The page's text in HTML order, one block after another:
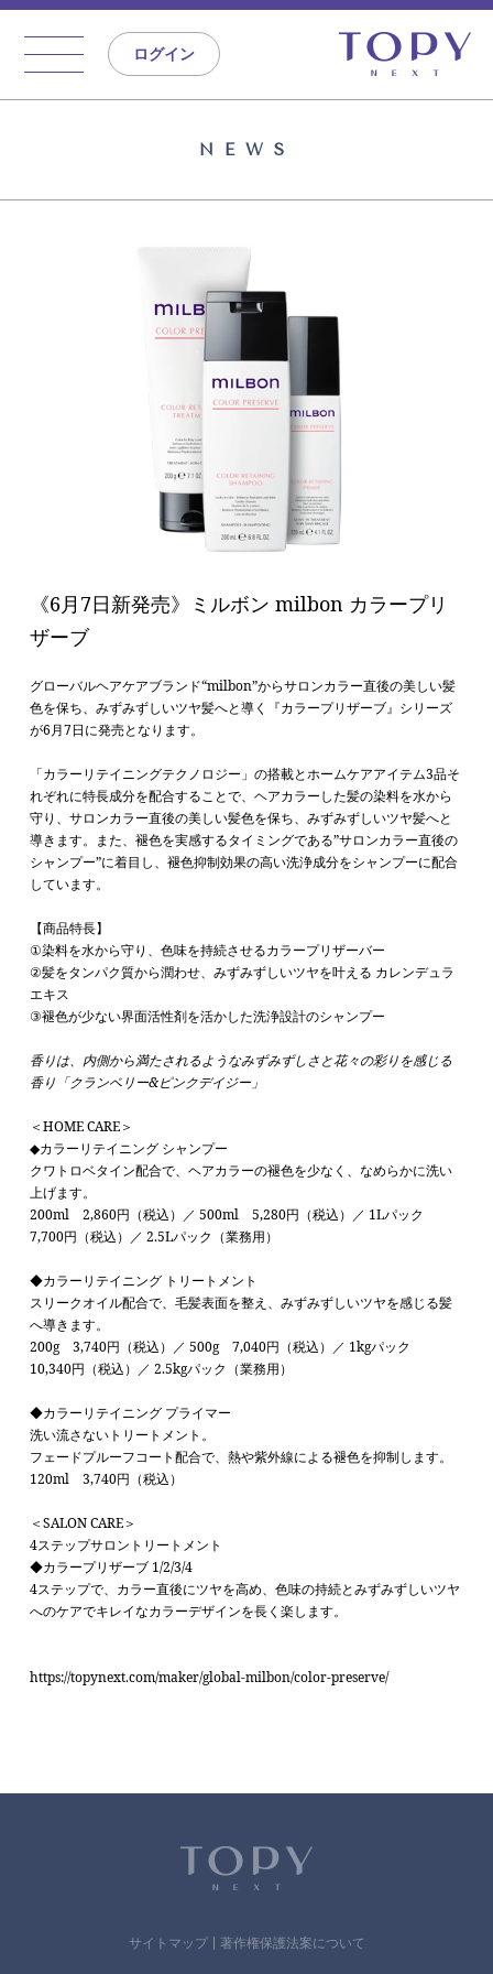
ログイン
NEWS
《6月7日新発売》ミルボン milbon カラープリ
ザーブ
グローバルヘアケアブランド“milbon”からサロンカラー直後の美しい髪
色を保ち、みずみずしいツヤ髪へと導く
『カラープリザーブ』シリーズ
が6月7日に発売となります。
「カラーリテイニングテクノロジー」の搭載とホームケアアイテム3品そ
れぞれに特長成分を配合することで、ヘアカラーした髪の染料を水から
守り、サロンカラー直後の美しい髪色を保ち、みずみずしいツヤ髪へと
導きます。また、褪色を実感するタイミングである”サロンカラー直後の
シャンプー”に着目し、褪色抑制効果の高い洗浄成分をシャンプーに配合
しています。
【商品特長】
①染料を水から守り、色味を持続させるカラープリザーバー
②髪をタンパク質から潤わせ、みずみずしいツヤを叶える カレンデュラ
エキス
③褪色が少ない界面活性剤を活かした洗浄設計のシャンプー
香りは、内側から満たされるようなみずみずしさと花々の彩りを感じる
香り「クランベリー&ピンクデイジー」
＜HOME CARE＞
◆カラーリテイニング シャンプー
クワトロベタイン配合で、ヘアカラーの褪色を少なく、なめらかに洗い
上げます。
200ml 2,860円（税込）／ 500ml 5,280円（税込）／ 1Lパック
7,700円（税込）／ 2.5Lパック（業務用）
◆カラーリテイニング トリートメント
スリークオイル配合で、毛髪表面を整え、みずみずしいツヤを感じる髪
へ導きます。
200g 3,740円（税込）／ 500g 7,040円（税込）／ 1kgパック
10,340円（税込）／ 2.5kgパック（業務用）
◆カラーリテイニング プライマー
洗い流さないトリートメント。
フェードプルーフコート配合で、熱や紫外線による褪色を抑制します。
120ml 3,740円（税込）
＜SALON CARE＞
4ステップサロントリートメント
◆カラープリザーブ 1/2/3/4
4ステップで、カラー直後にツヤを高め、色味の持続とみずみずしいツヤ
へのケアでキレイなカラーデザインを長く楽します。
https://topynext.com/maker/global-milbon/color-preserve/
サイトマップ 著作権保護法案について